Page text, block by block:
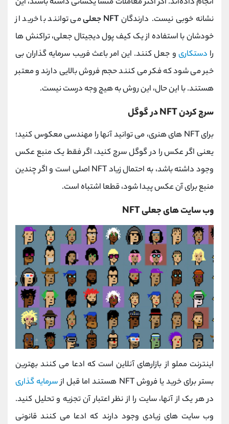
نشانه خوبی نیست. دارندگانNFT جعلی
می توانند با خرید از
خودشان با استفاده از یک کیف پول دیجیتال جعلی، تراکنش ها
را دستکاری و جعل کنند. این امر باعث فریب سرمایه گذاران بی
خبر می شود که فکر می کنند حجم فروش بالایی دارند و معتبر
هستند. با این حال، این روش به هیچ وجه درست نیست.
سرچ کردن NFT در گوگل
برای NFT های هنری، می توانید آنها را مهندسی معکوس کنید؛
یعنی اگر عکس را در گوگل سرچ کنید، اگر فقط یک منبع عکس
وجود داشته باشد، به احتمال زیاد NFT اصلی است و اگر چندین
منبع برای آن عکس پیدا شود، قطعا اشتباه است.
وب سایت های جعلی NFT
اینترنت مملو از بازارهای آنلاین است که ادعا می کنند بهترین
بستر برای خرید یا فروش NFT هستند اما قبل از
سرمایه گذاری
در هر یک از آنها، سایت را از نظر اعتبار آن تجزیه و تحلیل کنید.
وب سایت های زیادی وجود دارند که ادعا می کنند قانونی